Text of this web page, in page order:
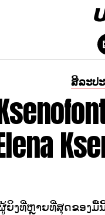
ສິລະປ
ງທີ່ຫຼາຍທີ່ສຸດຂອງມື້ນີ້